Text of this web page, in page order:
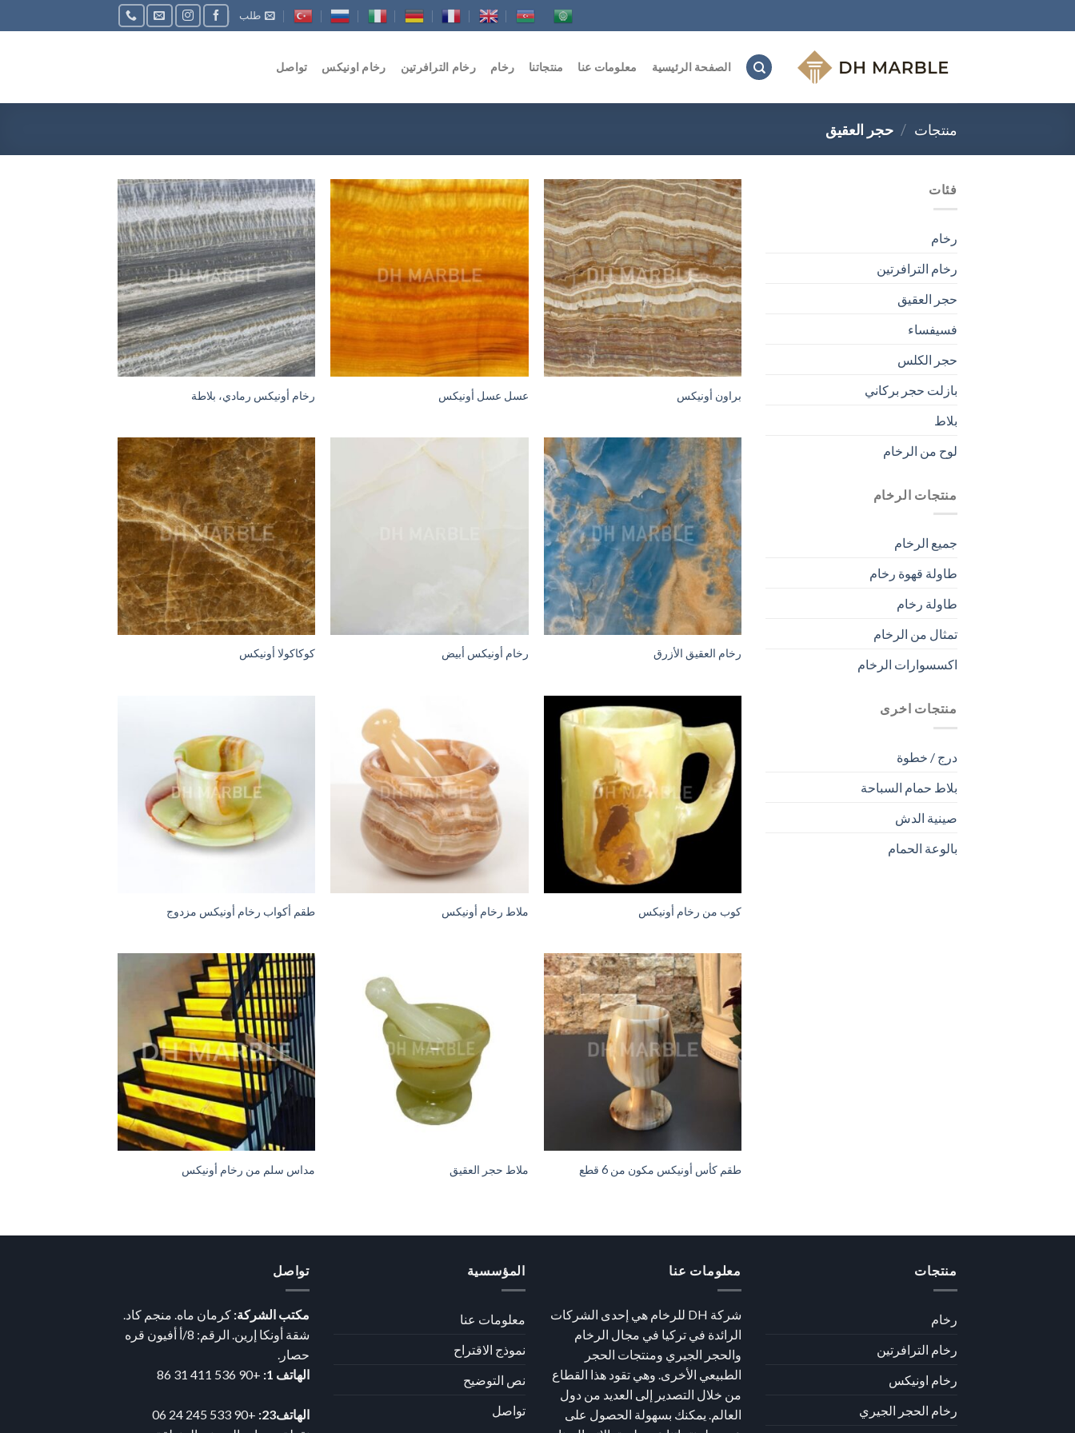
to
طلب
الصفحة الرئيسية معلومات عنا منتجاتنا رخام رخام الترافرتين رخام اونيكس تواصل
منتجات / حجر العقيق
فئات
رخام
رخام الترافرتين
حجر العقيق
فسيفساء
حجر الكلس
بازلت حجر بركاني
بلاط
لوح من الرخام
منتجات الرخام
جميع الرخام
طاولة قهوة رخام
طاولة رخام
تمثال من الرخام
اكسسوارات الرخام
منتجات اخرى
درج / خطوة
بلاط حمام السباحة
صينية الدش
بالوعة الحمام
براون أونيكس عسل عسل أونيكس رخام أونيكس رمادي، بلاطة
رخام العقيق الأزرق رخام أونيكس أبيض كوكاكولا أونيكس
كوب من رخام أونيكس ملاط رخام أونيكس طقم أكواب رخام أونيكس مزدوج
طقم كأس أونيكس مكون من 6 قطع ملاط حجر العقيق مداس سلم من رخام أونيكس
منتجات
رخام
رخام الترافرتين
رخام اونيكس
رخام الحجر الجيري
معلومات عنا
شركة DH للرخام هي إحدى الشركات
الرائدة في تركيا في مجال الرخام
والحجر الجيري ومنتجات الحجر
الطبيعي الأخرى. وهي تقود هذا القطاع
من خلال التصدير إلى العديد من دول
العالم. يمكنك بسهولة الحصول على
المؤسسية
معلومات عنا
نموذج الاقتراح
نص التوضيح
تواصل
تواصل
مكتب الشركة: كرمان ماه. منجم كاد.
شقة أونكا إرين. الرقم: 8/أ أفيون قره
حصار.
الهاتف 1:
+90 536 411 31 86
الهاتف23:
+90 533 245 24 06